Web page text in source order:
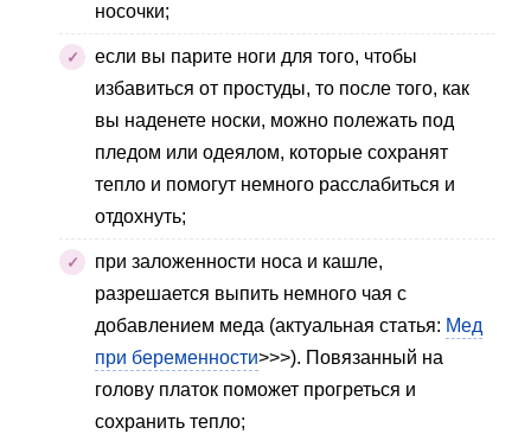
носочки;
если вы парите ноги для того, чтобы
избавиться от простуды, то после того, как
вы наденете носки, можно полежать под
пледом или одеялом, которые сохранят
тепло и помогут немного расслабиться и
отдохнуть;
при заложенности носа и кашле,
разрешается выпить немного чая с
добавлением меда (актуальная статья: Мед
при беременности>>>). Повязанный на
голову платок поможет прогреться и
сохранить тепло;